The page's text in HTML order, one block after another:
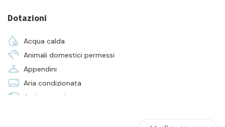
Dotazioni
Acqua calda
Animali domestici permessi
Appendini
Aria condizionata
Asciugamani